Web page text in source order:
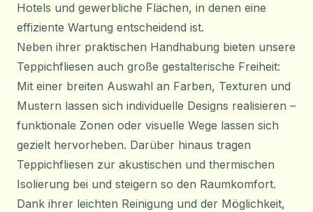
Hotels und gewerbliche Flächen, in denen eine
effiziente Wartung entscheidend ist.
Neben ihrer praktischen Handhabung bieten unsere
Teppichfliesen auch große gestalterische Freiheit:
Mit einer breiten Auswahl an Farben, Texturen und
Mustern lassen sich individuelle Designs realisieren –
funktionale Zonen oder visuelle Wege lassen sich
gezielt hervorheben. Darüber hinaus tragen
Teppichfliesen zur akustischen und thermischen
Isolierung bei und steigern so den Raumkomfort.
Dank ihrer leichten Reinigung und der Möglichkeit,